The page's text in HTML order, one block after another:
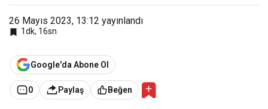
26 Mayıs 2023, 13:12 yayınlandı
1dk, 16sn
Google'da Abone Ol
0 Paylaş Beğen